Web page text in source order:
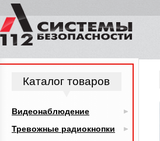
Каталог товаров
Видеонаблюдение
Тревожные радиокнопки